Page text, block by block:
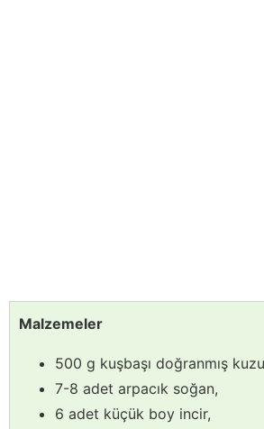
Malzemeler
500 g kuşbaşı doğranmış
7-8 adet arpacık soğan,
6 adet küçük boy incir,